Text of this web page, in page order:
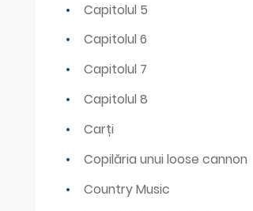
Capitolul 5
Capitolul 6
Capitolul 7
Capitolul 8
Carți
Copilăria unui loose cannon
Country Music